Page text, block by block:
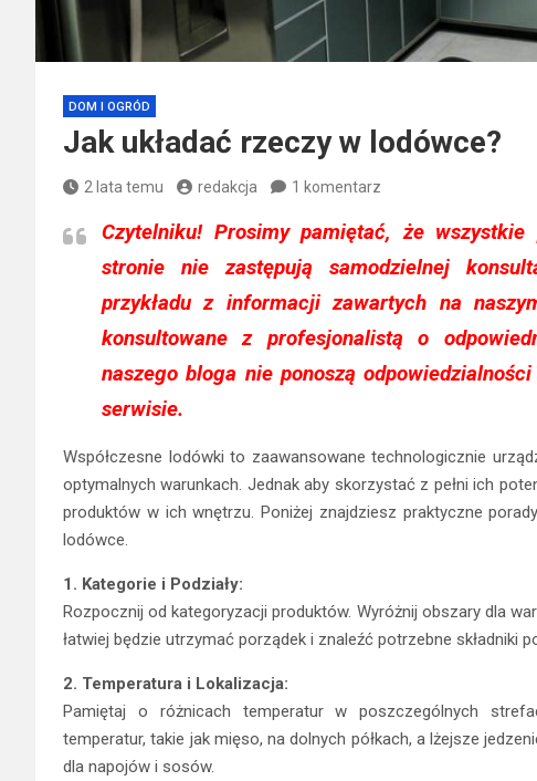
DOM I OGRÓD
Jak układać rzeczy w lodówce?
2 lata temu redakcja 1 komentarz
Czytelniku!Prosimy pamiętać, że wszystkie
stronie nie zastępują samodzielnej
przykładu z informacji zawartych na
konsultowane z profesjonalistą o
naszego bloga nie ponoszą
serwisie.
Współczesne lodówki to zaawansowane technologicznie
optymalnych warunkach. Jednak aby skorzystać z pełni ich
produktów w ich wnętrzu. Poniżej znajdziesz praktyczne
lodówce.
1. Kategorie i Podziały:
Rozpocznij od kategoryzacji produktów. Wyróżnij obszary dla
łatwiej będzie utrzymać porządek i znaleźć potrzebne składniki
2. Temperatura i Lokalizacja:
Pamiętaj o różnicach temperatur w poszczególnych
temperatur, takie jak mięso, na dolnych półkach, a lżejsze
dla napojów i sosów.